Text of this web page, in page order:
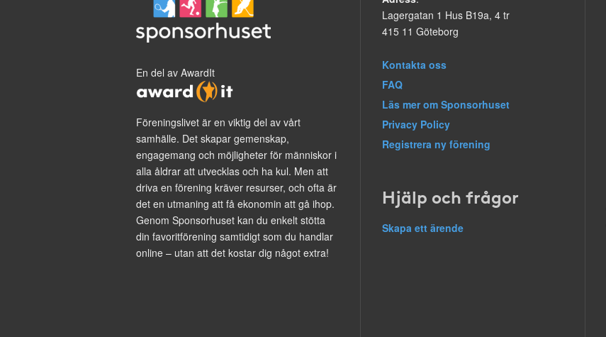
En del av AwardIt
Föreningslivet är en viktig del av vårt
samhälle. Det skapar gemenskap,
engagemang och möjligheter för människor i
alla åldrar att utvecklas och ha kul. Men att
driva en förening kräver resurser, och ofta är
det en utmaning att få ekonomin att gå ihop.
Genom Sponsorhuset kan du enkelt stötta
din favoritförening samtidigt som du handlar
online – utan att det kostar dig något extra!
Lagergatan 1 Hus B19a, 4 tr
415 11 Göteborg
Kontakta oss
FAQ
Läs mer om Sponsorhuset
Privacy Policy
Registrera ny förening
Hjälp och frågor
Skapa ett ärende